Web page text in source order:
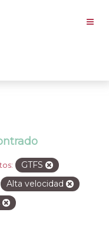
GTFS
Alta velocidad